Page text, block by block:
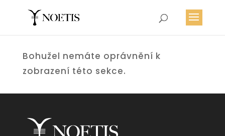
Bohužel nemáte oprávnění k
zobrazení této sekce.